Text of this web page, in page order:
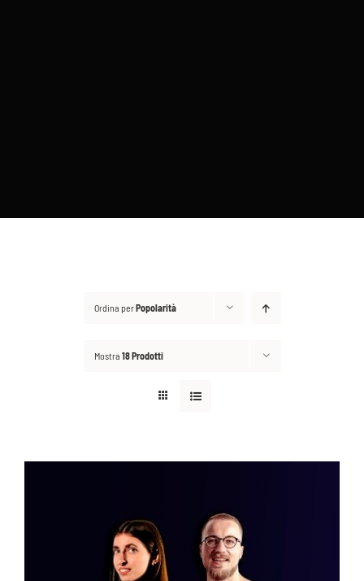
Ordina perPopolarità
Mostra 18 Prodotti